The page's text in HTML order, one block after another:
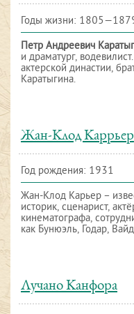
Годы жизни:
Петр Андреевич
и драматург,
актерской династии,
Каратыгина.
Жан-Клод Каррьер
Год рождения: 1931
Жан-Клод Карьер –
историк, сценарист,
кинематографа,
как Бунюэль, Годар,
Лучано Канфора